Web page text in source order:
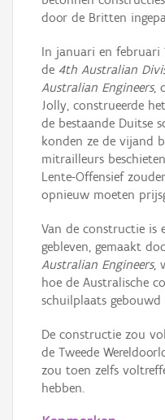
door de Britten
In januari en februari
de 4th Australian
Australian Engineers,
Jolly, construeerde
de bestaande Duitse
konden ze de vijand
mitrailleurs
Lente-Offensief
opnieuw moeten
Van de constructie is
gebleven, gemaakt
Australian Engineers,
hoe de Australische
schuilplaats gebouwd
De constructie zou
de Tweede
zou toen zelfs
hebben.